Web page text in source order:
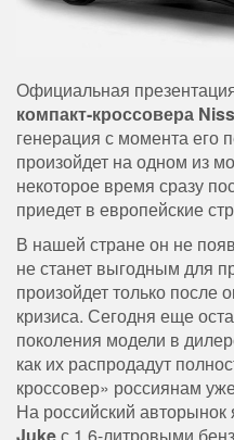
Официальная
компакт-кроссовера
генерация с момента его
произойдет на одном из
некоторое время сразу
приедет в европейские
В нашей стране он не
не станет выгодным для
произойдет только после
кризиса. Сегодня еще
поколения модели в
как их распродадут
кроссовер» россиянам
На российский